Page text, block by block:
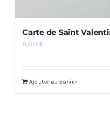
Carte de Saint
6,00€
Ajouter au panier